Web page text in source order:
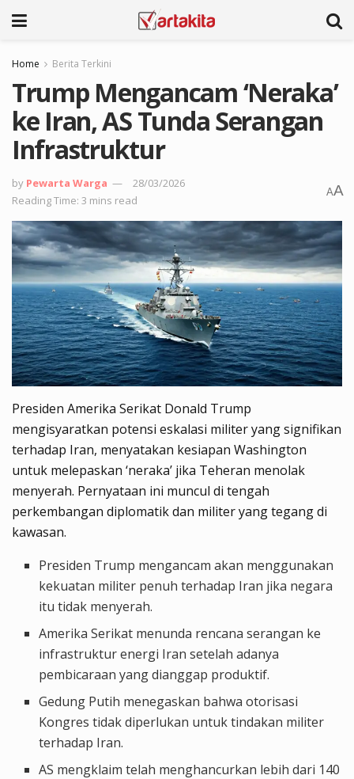
Home Berita Terkini
Trump Mengancam ‘Neraka’
ke Iran, AS Tunda Serangan
Infrastruktur
by Pewarta Warga
28/03/2026
Reading Time: 3 mins read
AA
Presiden Amerika Serikat Donald Trump
mengisyaratkan potensi eskalasi militer yang signifikan
terhadap Iran, menyatakan kesiapan Washington
untuk melepaskan ‘neraka’ jika Teheran menolak
menyerah. Pernyataan ini muncul di tengah
perkembangan diplomatik dan militer yang tegang di
kawasan.
Presiden Trump mengancam akan menggunakan
kekuatan militer penuh terhadap Iran jika negara
itu tidak menyerah.
Amerika Serikat menunda rencana serangan ke
infrastruktur energi Iran setelah adanya
pembicaraan yang dianggap produktif.
Gedung Putih menegaskan bahwa otorisasi
Kongres tidak diperlukan untuk tindakan militer
terhadap Iran.
AS mengklaim telah menghancurkan lebih dari 140